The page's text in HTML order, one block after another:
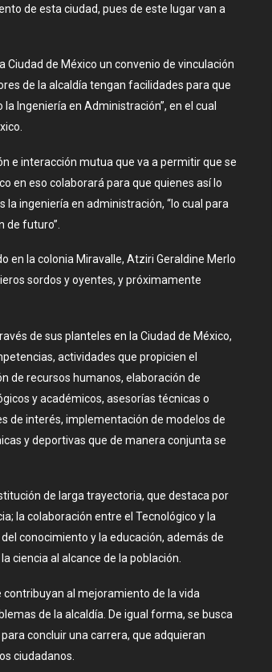
de esta ciudad, pues de este lugar van a
de México un convenio de vinculación
de la alcaldía tengan facilidades para que
Ingeniería en Administración”, en el cual
e interacción mutua que va a permitir que se
en eso colaborará para que quienes así lo
la ingeniería en administración, “lo cual para
de futuro”.
en la colonia Miravalle, Atziri Geraldine Merlo
sordos y oyentes, y próximamente
de sus planteles en la Ciudad de México,
actividades que propicien el
de recursos humanos, elaboración de
y académicos, asesorías técnicas o
de interés, implementación de modelos de
y deportivas que de manera conjunta se
de larga trayectoria, que destaca por
la colaboración entre el Tecnológico y la
conocimiento y la educación, además de
ciencia al alcance de la población.
al mejoramiento de la vida
de la alcaldía. De igual forma, se busca
concluir una carrera, que adquieran
ciudadanos.